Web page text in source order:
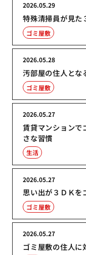
特殊清掃員が見た
2026.05.29
ゴミ屋敷
汚部屋の住人とな
2026.05.28
ゴミ屋敷
賃貸マンションで
さな習慣
2026.05.27
生活
思い出が３ＤＫを
2026.05.27
ゴミ屋敷
ゴミ屋敷の住人に
2026.05.27